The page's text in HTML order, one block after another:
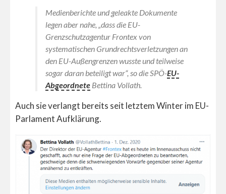
Medienberichte und geleakte Dokumente
legen aber nahe, „dass die EU-
Grenzschutzagentur Frontex von
systematischen Grundrechtsverletzungen an
den EU-Außengrenzen wusste und teilweise
sogar daran beteiligt war“, so die SPÖ-EU-
Abgeordnete Bettina Vollath.
Auch sie verlangt bereits seit letztem Winter im EU-
Parlament Aufklärung.